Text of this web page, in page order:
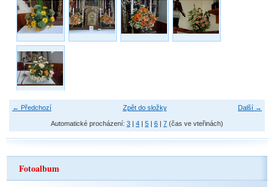
← Předchozí Další →
Zpět do složky
Automatické procházení: 3 | 4 | 5 | 6 | 7 (čas ve vteřinách)
Fotoalbum